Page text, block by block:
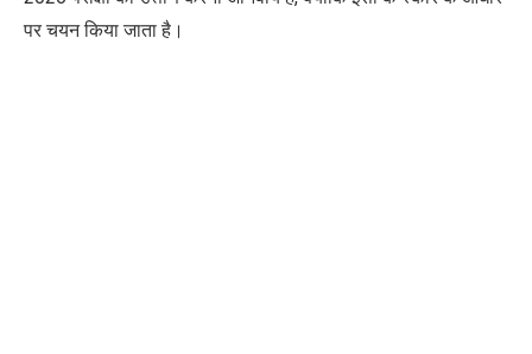
पर चयन किया जाता है।